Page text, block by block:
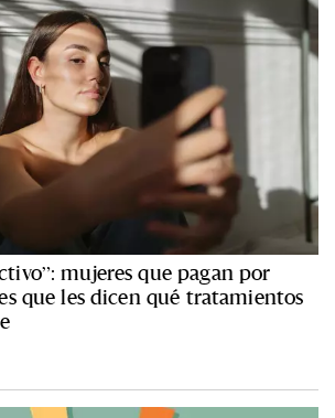
mujeres que pagan por
que les dicen qué tratamientos